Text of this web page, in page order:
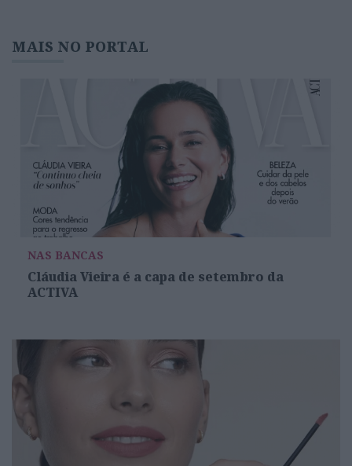
MAIS NO PORTAL
NAS BANCAS
Cláudia Vieira é a capa de setembro da
ACTIVA